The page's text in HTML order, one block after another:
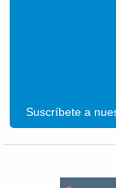
Suscríbete a